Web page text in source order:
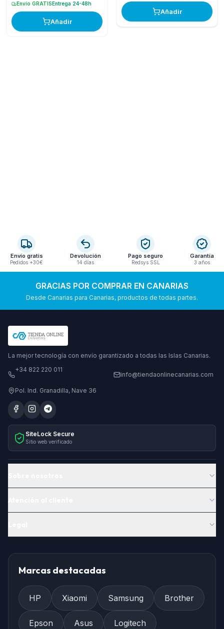
Envío GRATIS Entrega 24-48h
Añadir
Añadir
Envío gratis
Pedidos +30€
Devolución
14 días
Pago seguro
Redsys SSL
Garantía
3 años
GRACIAS POR COMPRAR EN CANARIAS
Desde Canarias para Canarias, productos de todas partes.
La mejor tecnología con envío garantizado a todas las Islas Canarias.
+34 822 220 011
info@tiendaonlinecanarias.com
Pol. Ind. Granadilla, Nave 36
SiteLock Secure
Sitio web verificado
Marcas destacadas
HP Xiaomi Samsung Brother
Epson Asus Logitech